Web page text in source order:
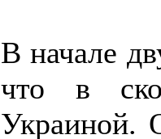
В начале
что в
Украиной.